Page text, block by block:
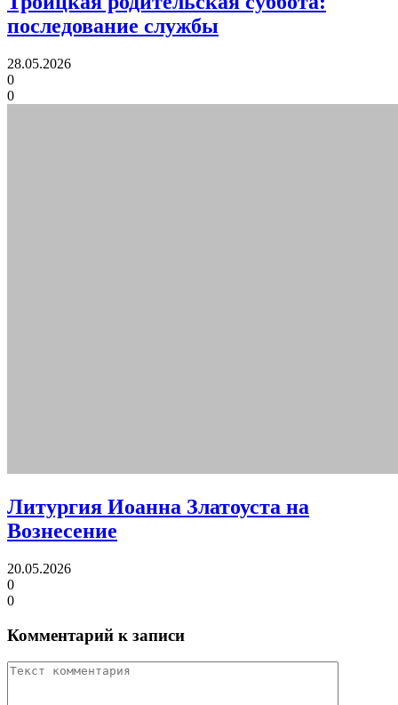
последование службы
28.05.2026
0
0
Литургия Иоанна Златоуста на
Вознесение
20.05.2026
0
0
Комментарий к записи